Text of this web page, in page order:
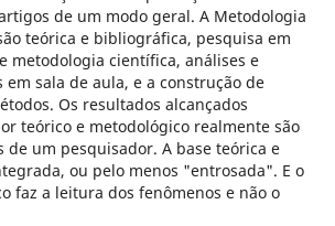
de um modo geral. A Metodologia
teórica e bibliográfica, pesquisa em
metodologia científica, análises e
em sala de aula, e a construção de
Os resultados alcançados
teórico e metodológico realmente são
de um pesquisador. A base teórica e
ou pelo menos "entrosada". E o
faz a leitura dos fenômenos e não o